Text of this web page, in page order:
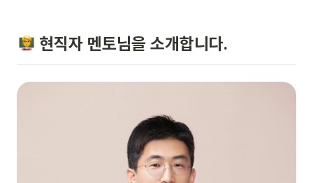
현직자 멘토님을 소개합니다.